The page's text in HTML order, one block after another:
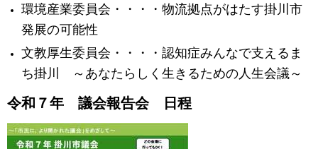
環境産業委員会・・・・物流拠点がはたす掛川市
発展の可能性
文教厚生委員会・・・・認知症みんなで支えるま
ち掛川 ～あなたらしく生きるための人生会議～
令和７年 議会報告会 日程